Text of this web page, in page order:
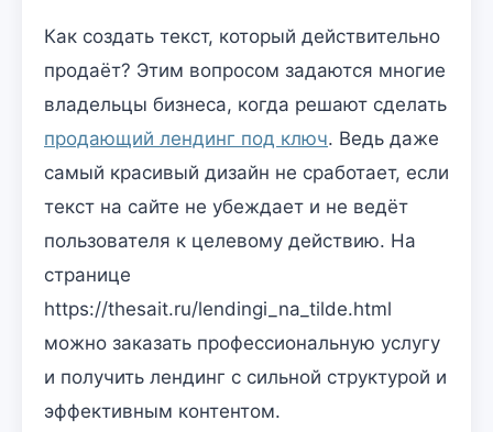
Как создать текст, который действительно
продаёт? Этим вопросом задаются многие
владельцы бизнеса, когда решают сделать
продающий лендинг под ключ. Ведь даже
самый красивый дизайн не сработает, если
текст на сайте не убеждает и не ведёт
пользователя к целевому действию. На
странице
https://thesait.ru/lendingi_na_tilde.html
можно заказать профессиональную услугу
и получить лендинг с сильной структурой и
эффективным контентом.